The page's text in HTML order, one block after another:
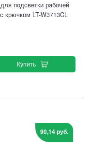
подсветки рабочей
крючком LT-W3713CL
Купить
90,14 руб.